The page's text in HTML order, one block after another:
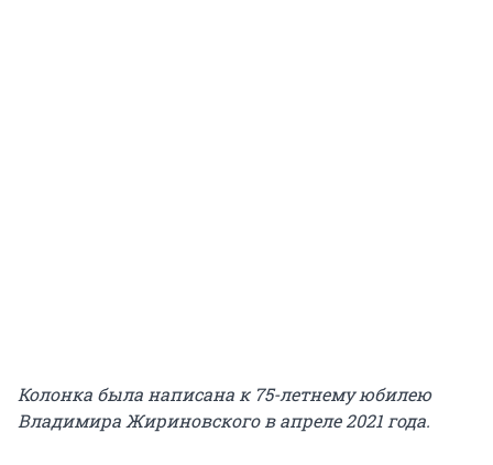
Колонка была написана к 75-летнему юбилею
Владимира Жириновского в апреле 2021 года.